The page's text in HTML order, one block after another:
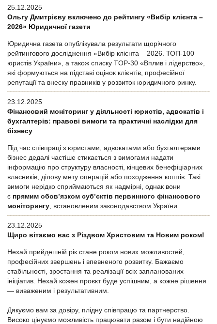
25.12.2025
Ольгу Дмитрієву включено до рейтингу «Вибір клієнта –
2026» Юридичної газети
Юридична газета опублікувала результати щорічного
рейтингового дослідження «Вибір клієнта – 2026. ТОП-100
юристів України», а також списку TOP-30 «Вплив і лідерство»,
які формуються на підставі оцінок клієнтів, професійної
репутації та внеску правників у розвиток юридичного ринку.
23.12.2025
Фінансовий моніторинг у діяльності юристів, адвокатів і
бухгалтерів: правові вимоги та практичні наслідки для
бізнесу
Під час співпраці з юристами, адвокатами або бухгалтерами
бізнес дедалі частіше стикається з вимогами надати
інформацію про структуру власності, кінцевих бенефіціарних
власників, ділову мету операцій або походження коштів. Такі
вимоги нерідко сприймаються як надмірні, однак вони
є прямим обов’язком суб’єктів первинного фінансового
моніторингу , встановленим законодавством України.
23.12.2025
Щиро вітаємо вас з Різдвом Христовим та Новим роком!
Нехай прийдешній рік стане роком нових можливостей,
професійних звершень і впевненого розвитку. Бажаємо
стабільності, зростання та реалізації всіх запланованих
ініціатив. Нехай кожен проєкт буде успішним, а кожне рішення
— виваженим і результативним.
Дякуємо вам за довіру, плідну співпрацю та партнерство.
Високо цінуємо можливість працювати разом і бути надійною